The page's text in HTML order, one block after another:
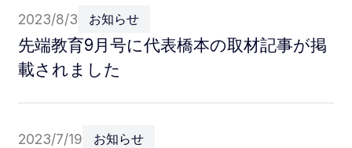
2023/8/3 お知らせ
先端教育9月号に代表橋本の取材記事が掲
載されました
2023/7/19 お知らせ